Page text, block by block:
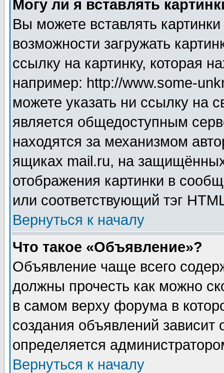
Могу ли я вставлять
Вы можете вставлять
возможности загружать
ссылку на картинку, которая
например: http://www.some-
можете указать ни ссылку на
является общедоступным
находятся за механизмом
ящиках mail.ru, на
отображения картинки в
или соответствующий тэг
Вернуться к началу
Что такое «Объявление»?
Объявление чаще всего
должны прочесть как можно
в самом верху форума в
создания объявлений зависит
определяется
Вернуться к началу